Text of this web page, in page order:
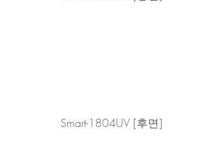
Smart-1804UV [후면]